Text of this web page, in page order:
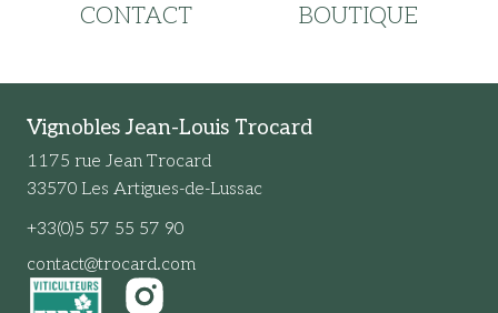
CONTACT BOUTIQUE
Vignobles Jean-Louis Trocard
1175 rue Jean Trocard
33570 Les Artigues-de-Lussac
+33(0)5 57 55 57 90
contact@trocard.com